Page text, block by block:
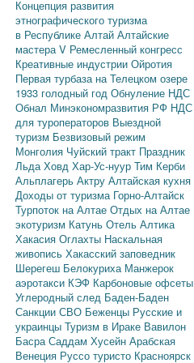
Концепция развития
этнографического туризма
в Республике Алтай Алтайские
мастераV Ремесленный конгресс
Креативные индустрии Ойротия
Первая турбаза на Телецком озере
1933 голодный год Обнуление НДС
Обнал Минэкономразвития РФ НДС
для туроператоров Выездной
туризм Безвизовый режим
Монголия Чуйский тракт Праздник
ЛьдаХовд Хар-Ус-нуур Тим Керби
Альплагерь Актру Алтайская кухня
Доходы от туризма Горно-Алтайск
Турпоток на Алтае Отдых на Алтае
экотуризм Катунь Отель Алтика
Хакасия Оглахты Наскальная
живопись Хакасский заповедник
Шерегеш Белокуриха Манжерок
аэротакси КЭФ Карбоновые офсеты
Углеродный след Баден-Баден
Санкции СВО Беженцы Русские и
украинцы Туризм в Ираке Вавилон
БасраСаддам Хусейн Арабская
Венеция Руссо туристо Красноярск